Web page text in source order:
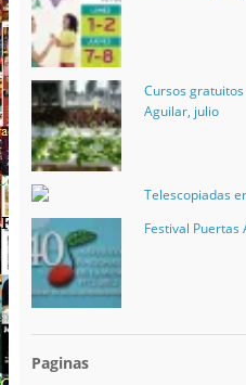
Cursos
Aguilar, julio
Telescopiadas
Festival Puertas
Paginas